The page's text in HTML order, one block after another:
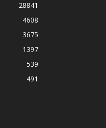
28841
4608
3675
1397
539
491